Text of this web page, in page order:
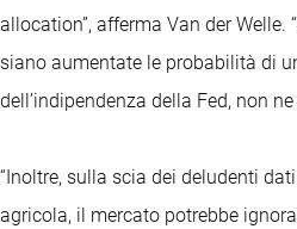
allocation”, afferma Van der Welle.
siano aumentate le probabilità di
dell’indipendenza della Fed, non
“Inoltre, sulla scia dei deludenti
agricola, il mercato potrebbe